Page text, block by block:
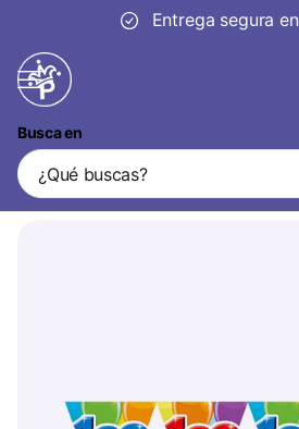
Entrega segura en
Busca en
Guirnalda 100 años 10m
Vendedor WeFiesta